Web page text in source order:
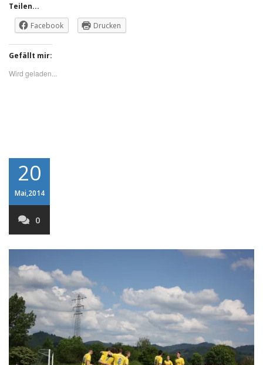
Teilen...
Facebook
Drucken
Gefällt mir:
Wird geladen...
20
Mai,2014
0